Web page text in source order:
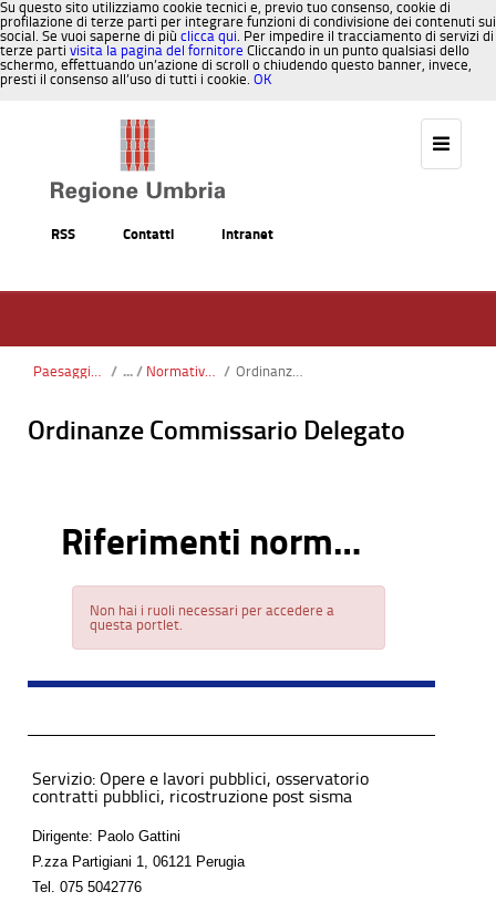
Su questo sito utilizziamo cookie tecnici e, previo tuo consenso, cookie di
profilazione di terze parti per integrare funzioni di condivisione dei contenuti sui
social. Se vuoi saperne di più clicca qui. Per impedire il tracciamento di servizi di
terze parti visita la pagina del fornitore Cliccando in un punto qualsiasi dello
schermo, effettuando un’azione di scroll o chiudendo questo banner, invece,
presti il consenso all’uso di tutti i cookie. OK
RSS Contatti Intranet
Paesaggio, Territorio, Urbanistica / Normativa statale / Ordinanze Commissario Delegato
Ordinanze Commissario Delegato
Riferimenti normativi
Non hai i ruoli necessari per accedere a
questa portlet.
Servizio: Opere e lavori pubblici, osservatorio
contratti pubblici, ricostruzione post sisma
Dirigente: Paolo Gattini
P.zza Partigiani 1, 06121 Perugia
Tel.
075 5042776